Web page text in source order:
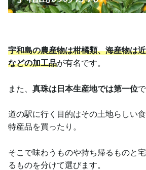
宇和島の農産物は柑橘類、海産物は
などの加工品が有名です。
また、 真珠は日本生産地では第一位
道の駅に行く目的はその土地らしい
特産品を買ったり。
そこで味わうものや持ち帰るものと
るものを分けて選びます。